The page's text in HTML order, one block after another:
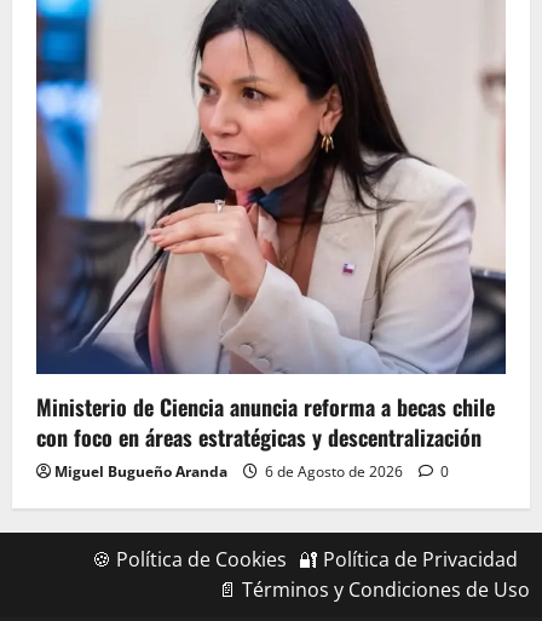
Ministerio de Ciencia anuncia reforma a becas chile
con foco en áreas estratégicas y descentralización
Miguel Bugueño Aranda 6 de Agosto de 2026 0
🍪 Política de Cookies 🔐 Política de Privacidad
📄 Términos y Condiciones de Uso